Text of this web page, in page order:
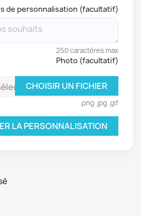
de personnalisation (facultatif)
250 caractères max
Photo (facultatif)
CHOISIR UN FICHIER
.png .jpg .gif
LA PERSONNALISATION